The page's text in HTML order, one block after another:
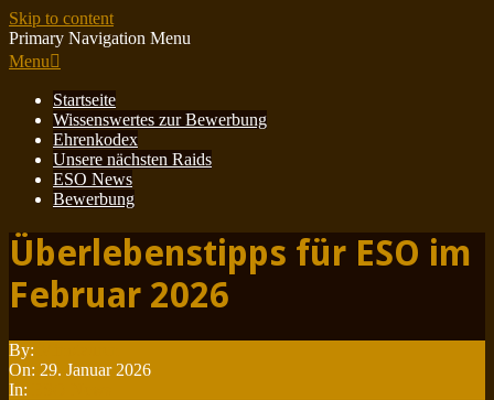
Skip to content
Primary Navigation Menu
Menu
Startseite
Wissenswertes zur Bewerbung
Ehrenkodex
Unsere nächsten Raids
ESO News
Bewerbung
Überlebenstipps für ESO im
Februar 2026
By:
On: 29. Januar 2026
In: